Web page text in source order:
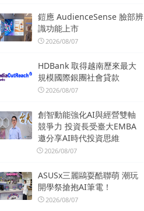
鎧應 AudienceSense 臉部辨
識功能上市
2026/08/07
HDBank 取得越南歷來最大
規模國際銀團社會貸款
2026/08/07
創智動能強化AI與經營雙軸
競爭力 投資長受臺大EMBA
邀分享AI時代投資思維
2026/08/07
ASUSx三麗鷗耍酷聯萌 潮玩
開學祭搶抱AI筆電！
2026/08/07